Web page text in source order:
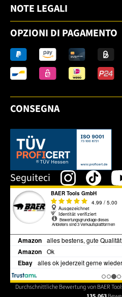
NOTE LEGALI
OPZIONI DI PAGAMENTO
CONSEGNA
Dieser Link öffnet sich in einem
Seguiteci
Durchschnittliche Bewertung von BAER